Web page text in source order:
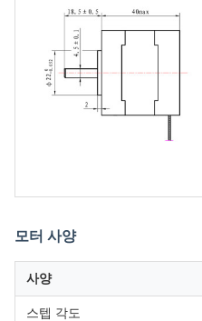
모터 사양
사양
스텝 각도